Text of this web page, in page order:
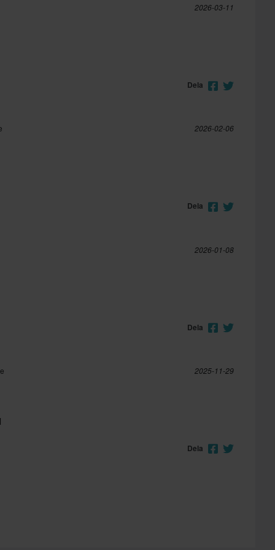
2026-03-11
Dela
2026-02-06
Dela
2026-01-08
Dela
2025-11-29
Dela